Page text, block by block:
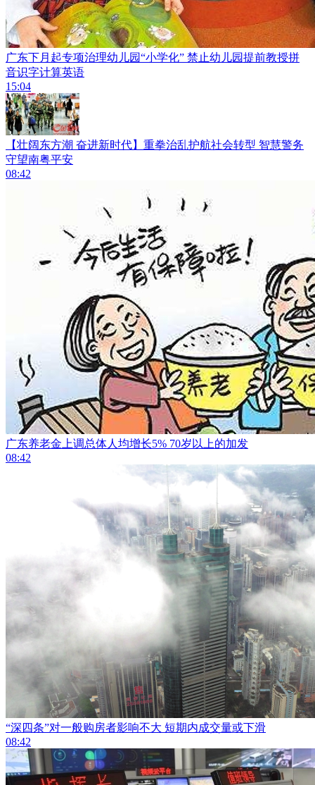
广东下月起专项治理幼儿园“小学化” 禁止幼儿园提前教授拼
音识字计算英语
15:04
【壮阔东方潮 奋进新时代】重拳治乱护航社会转型 智慧警务
守望南粤平安
08:42
广东养老金上调总体人均增长5% 70岁以上的加发
08:42
“深四条”对一般购房者影响不大 短期内成交量或下滑
08:42